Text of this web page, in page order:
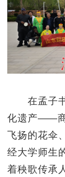
在孟子书
化遗产——商
飞扬的花伞
经大学师生
着秧歌传承